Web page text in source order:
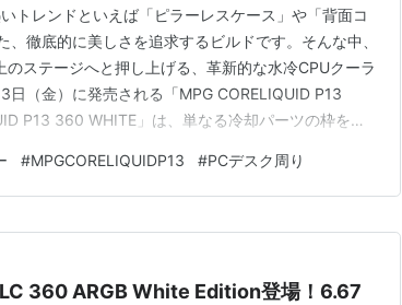
トレンドといえば「ピラーレスケース」や「背面コ
徹底的に美しさを追求するビルドです。そんな中、
ステージへと押し上げる、革新的な水冷CPUクーラ
（金）に発売される「MPG CORELIQUID P13
P13 360 WHITE」は、単なる冷却パーツの枠を超
れほどまでに注目されているのか、その理由と魅力
#MPGCORELIQUIDP13 #PCデスク周り
360 ARGB White Edition登場！6.67